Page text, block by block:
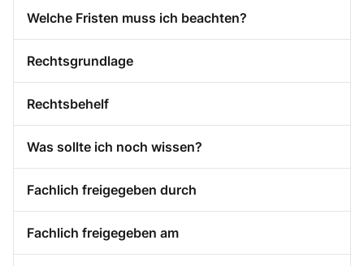
Welche Fristen muss ich beachten?
Rechtsgrundlage
Rechtsbehelf
Was sollte ich noch wissen?
Fachlich freigegeben durch
Fachlich freigegeben am